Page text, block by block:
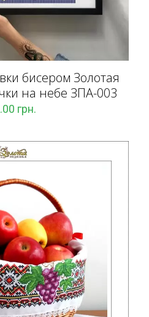
бисером Золотая
на небе ЗПА-003
грн.